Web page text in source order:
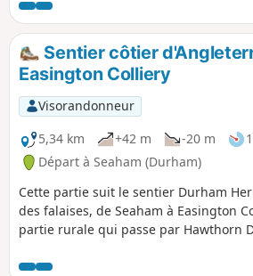
verras de l'ail des ours et des jacinthes
des bois.
Sentier côtier
Easington Colliery
Visorandonneur
5,34 km
+42 m -20 m
Départ à Seaham (Durham)
Cette partie suit le sentier Durham
des falaises, de Seaham à Easington
partie rurale qui passe par Hawthorn
une visite du Pit Cage Monument à